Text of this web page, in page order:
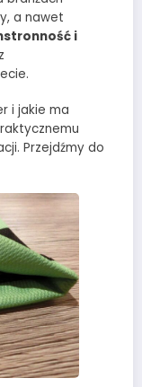
a nawet
i
i jakie ma
Przejdźmy do